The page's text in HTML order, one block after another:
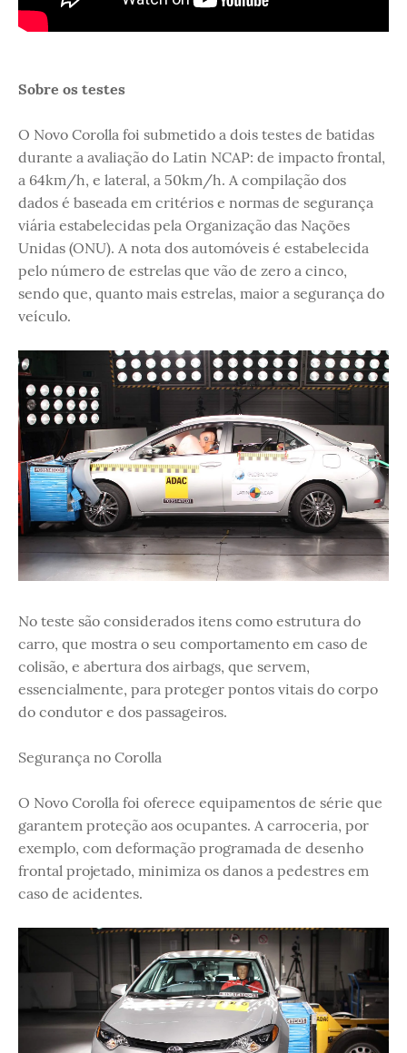
Sobre os testes
O Novo Corolla foi submetido a dois testes de batidas
durante a avaliação do Latin NCAP: de impacto frontal,
a 64km/h, e lateral, a 50km/h. A compilação dos
dados é baseada em critérios e normas de segurança
viária estabelecidas pela Organização das Nações
Unidas (ONU). A nota dos automóveis é estabelecida
pelo número de estrelas que vão de zero a cinco,
sendo que, quanto mais estrelas, maior a segurança do
veículo.
No teste são considerados itens como estrutura do
carro, que mostra o seu comportamento em caso de
colisão, e abertura dos airbags, que servem,
essencialmente, para proteger pontos vitais do corpo
do condutor e dos passageiros.
Segurança no Corolla
O Novo Corolla foi oferece equipamentos de série que
garantem proteção aos ocupantes. A carroceria, por
exemplo, com deformação programada de desenho
frontal projetado, minimiza os danos a pedestres em
caso de acidentes.